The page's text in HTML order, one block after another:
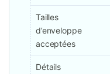
Tailles
d’enveloppe
acceptées
Détails